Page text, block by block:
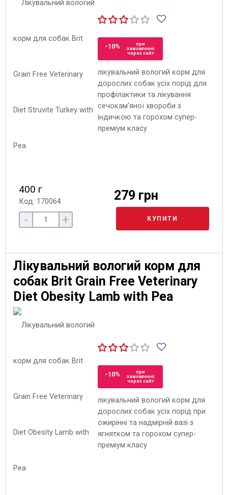
-10%
при
замовленні
через сайт
лікувальний вологий корм для
дорослих собак усіх порід для
профілактики та лікування
сечокам'яної хвороби з
індичкою та горохом супер-
преміум класу
400 г
Код: 170064 279 грн
- + КУПИТИ
Лікувальний вологий корм для
собак Brit Grain Free Veterinary
Diet Obesity Lamb with Pea
-10%
при
замовленні
через сайт
лікувальний вологий корм для
дорослих собак усіх порід при
ожирінні та надмірній вазі з
ягнятком та горохом супер-
преміум класу